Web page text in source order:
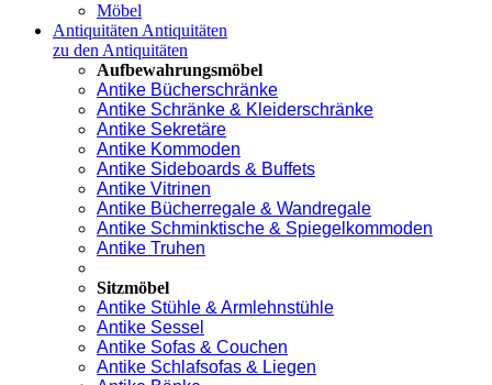
Möbel
Antiquitäten Antiquitäten
zu den Antiquitäten
Aufbewahrungsmöbel
Antike Bücherschränke
Antike Schränke & Kleiderschränke
Antike Sekretäre
Antike Kommoden
Antike Sideboards & Buffets
Antike Vitrinen
Antike Bücherregale & Wandregale
Antike Schminktische & Spiegelkommoden
Antike Truhen
Sitzmöbel
Antike Stühle & Armlehnstühle
Antike Sessel
Antike Sofas & Couchen
Antike Schlafsofas & Liegen